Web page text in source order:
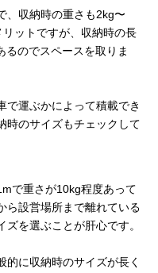
、収納時の重さも2kg〜
ットですが、収納時の長
るのでスペースを取りま
で運ぶかによって積載でき
時のサイズもチェックして
で重さが10kg程度あって
ら設営場所まで離れている
を選ぶことが肝心です。
的に収納時のサイズが長く